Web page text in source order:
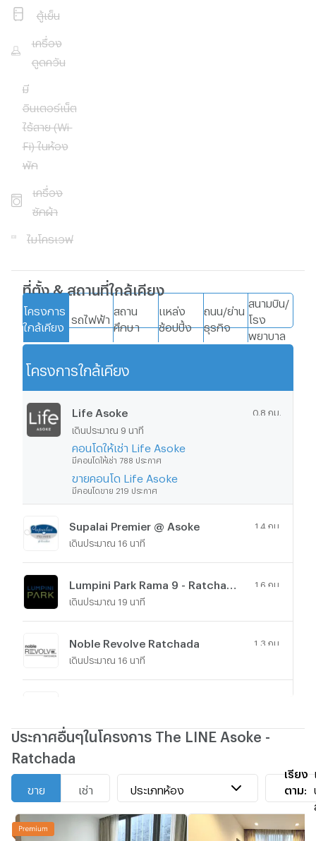
a cozy
elegant
space.
natural
the living
space,
accented
by
ceiling
decorative
for a
layout
combines
bedroom,
area, and
maximizing
the units
project with
across 38
promises a
blend of
comfort and
convenience
embracing
the ease of
freehold
ownership in
ตู้เย็น
เครื่อง
ดูดควัน
มี
อินเตอร์เน็ต
ไร้สาย (Wi-
Fi) ในห้อง
พัก
เครื่อง
ซักผ้า
ไมโครเวฟ
ที่ตั้ง & สถานที่ใกล้เคียง
โครงการ
ใกล้เคียง
รถไฟฟ้า
สถาน
ศึกษา
แหล่ง
ช้อปปิ้ง
ถนน/ย่าน
ธุรกิจ
สนามบิน/
โรง
พยาบาล
โครงการใกล้เคียง
Life Asoke 0.8 กม.
เดินประมาณ 9 นาที
คอนโดให้เช่า Life Asoke
มีคอนโดให้เช่า 788 ประกาศ
ขายคอนโด Life Asoke
มีคอนโดขาย 219 ประกาศ
Supalai Premier @ Asoke 1.4 กม.
เดินประมาณ 16 นาที
1.6 กม.
เดินประมาณ 19 นาที
Noble Revolve Ratchada 1.3 กม.
เดินประมาณ 16 นาที
T.C. Green
เดินประมาณ 16 นาที
ประกาศอื่นๆในโครงการ The LINE Asoke -
Ratchada
ขาย เช่า ประเภทห้อง
เรียง
ตาม: